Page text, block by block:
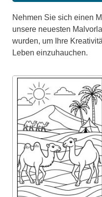
Nehmen Sie sich einen
unsere neuesten
wurden, um Ihre
Leben einzuhauchen.